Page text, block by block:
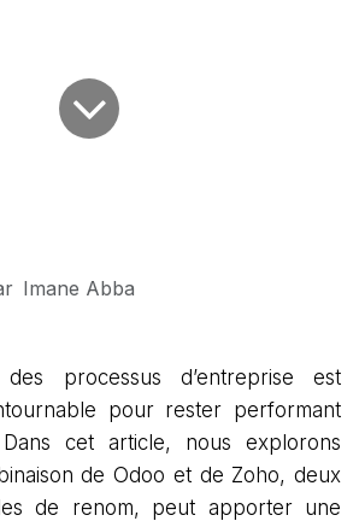
Imane Abba
des processus d’entreprise est
pour rester performant
cet article, nous explorons
de Odoo et de Zoho, deux
de renom, peut apporter une